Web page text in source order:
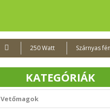
250 Watt Szárnyas
KATEGÓRIÁK
Vetőmagok